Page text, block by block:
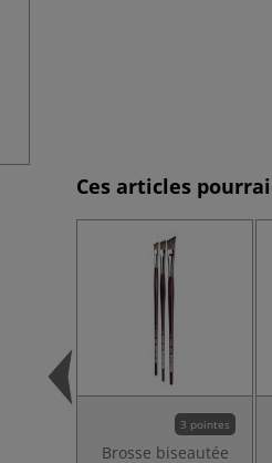
Ces articles
3 pointes
Brosse biseautée